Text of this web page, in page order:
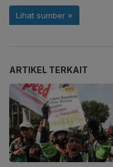
ARTIKEL TERKAIT